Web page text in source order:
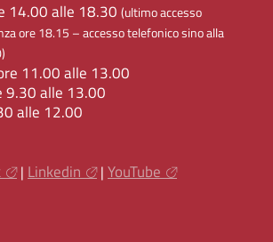
14.00 alle 18.30 (ultimo accesso
ore 18.15 – accesso telefonico sino alla
11.00 alle 13.00
9.30 alle 13.00
alle 12.00
| Linkedin | YouTube